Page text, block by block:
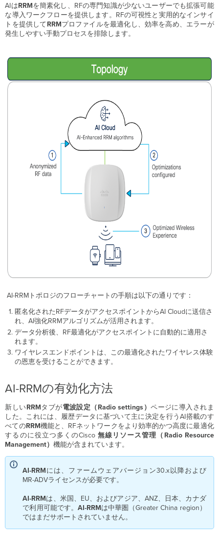
ン
ス
（RF
Performance）
カ
ッ
Coverage）
RRM
ン
サ
イ
AIはRRMを簡素化し、RFの専門知識が少ないユーザーでも拡張可能
な導入ワークフローを提供します。RFの可視性と実用的なインサイ
トを提供して RRMプロファイルを最適化し、効率を高め、エラーが
発生しやすい手動プロセスを排除します。
AI-RRMトポロジのフローチャートの手順は以下の通りです：
匿名化されたRFデータがアクセスポイントからAI Cloudに送信さ
れ、AI強化RRMアルゴリズムが活用されます。
データ分析後、RF最適化がアクセスポイントに自動的に適用さ
れます。
ワイヤレスエンドポイントは、この最適化されたワイヤレス体験
の恩恵を受けることができます。
AI-RRMの有効化方法
新しいRRMタブが電波設定（Radiosettings）ページに導入されま
した。これには、履歴データに基づいて主に決定を行うAI搭載のす
べてのRRM機能と、RFネットワークをより効率的かつ高度に最適化
するのに役立つ多くのCisco無線リソース管理（Radio Resource
Management）機能が含まれています。
AI-RRMには、ファームウェアバージョン30.x以降および
MR-ADVライセンスが必要です。
AI-RRMは、米国、EU、およびアジア、ANZ、日本、カナダ
で利用可能です。 AI-RRMは中華圏（Greater China region）
ではまだサポートされていません。